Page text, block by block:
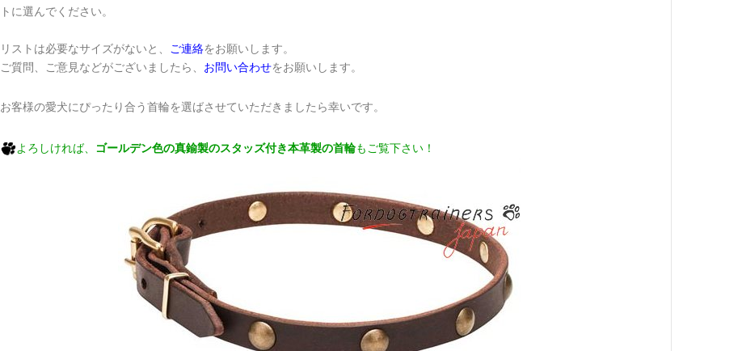
トに選んでください。
リストは必要なサイズがないと、 ご連絡をお願いします。
ご質問、ご意見などがございましたら、 お問い合わせをお願いします。
お客様の愛犬にぴったり合う首輪を選ばさせていただきましたら幸いです。
よろしければ、 ゴールデン色の真鍮製のスタッズ付き本革製の首輪もご覧下さい！